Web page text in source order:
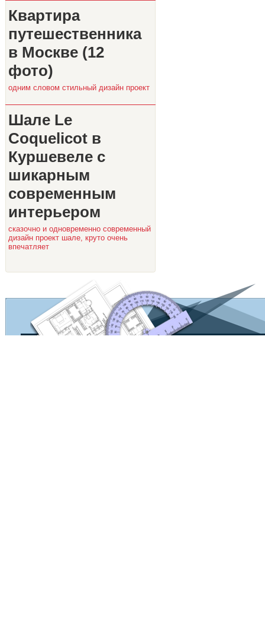
Квартира
путешественника
в Москве (12
фото)
одним словом стильный дизайн проект
Шале Le
Coquelicot в
Куршевеле с
шикарным
современным
интерьером
сказочно и одновременно современный
дизайн проект шале, круто очень
впечатляет